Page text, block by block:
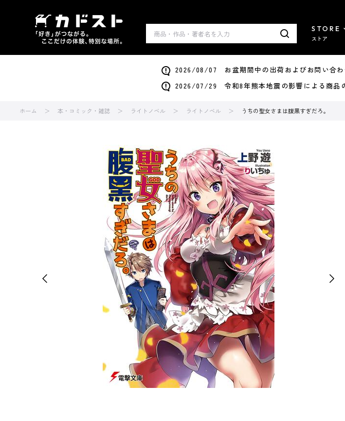
STORE
ストア
2026/08/07 お盆期間中の出荷およびお問い合わ
2026/07/29 令和8年熊本地震の影響による商品
ホーム 本・コミック・雑誌 ライトノベル ライトノベル うちの聖女さまは腹黒すぎだろ。